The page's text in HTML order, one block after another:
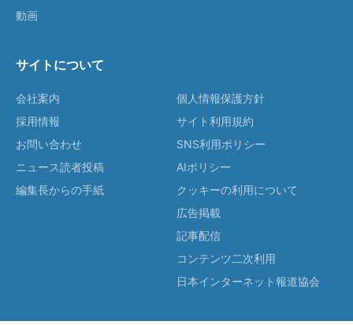
動画
サイトについて
会社案内
採用情報
お問い合わせ
ニュース読者投稿
編集長からの手紙
個人情報保護方針
サイト利用規約
SNS利用ポリシー
AIポリシー
クッキーの利用について
広告掲載
記事配信
コンテンツ二次利用
日本インターネット報道協会